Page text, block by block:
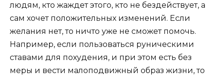
людям, кто жаждет этого, кто не бездействует, а
сам хочет положительных изменений. Если
желания нет, то ничто уже не сможет помочь.
Например, если пользоваться руническими
ставами для похудения, и при этом есть без
меры и вести малоподвижный образ жизни, то